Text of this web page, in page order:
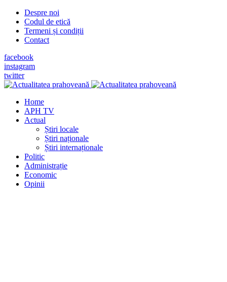
Despre noi
Codul de etică
Termeni și condiții
Contact
facebook
instagram
twitter
Home
APH TV
Actual
Știri locale
Știri naționale
Știri internaționale
Politic
Administrație
Economic
Opinii